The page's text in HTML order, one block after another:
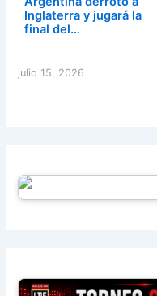
Inglaterra y jugará la
final del…
julio 15, 2026